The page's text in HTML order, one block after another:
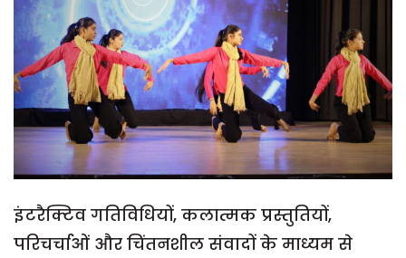
इंटरैक्टिव गतिविधियों, कलात्मक प्रस्तुतियों,
परिचर्चाओं और चिंतनशील संवादों के माध्यम से